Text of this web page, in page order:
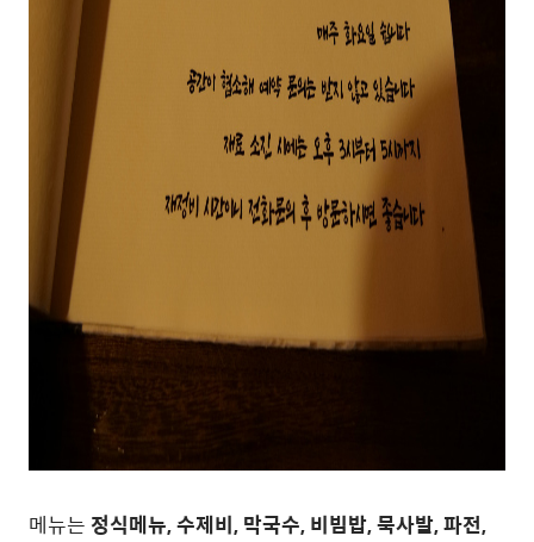
메뉴는 정식메뉴, 수제비, 막국수, 비빔밥, 묵사발, 파전,